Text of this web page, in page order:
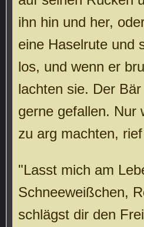
ihn hin und her,
eine Haselrute und
los, und wenn er
lachten sie. Der
gerne gefallen. Nur
zu arg machten,
"Lasst mich am
Schneeweißchen,
schlägst dir den